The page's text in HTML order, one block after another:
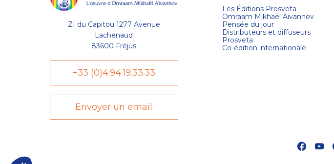
ZI du Capitou 1277 Avenue
Lachenaud
83600 Fréjus
+33 (0)4.94.19.33.33
Envoyer un email
Les Éditions Prosveta
Omraam Mikhaël Aivanhov
Pensée du jour
Distributeurs et diffuseurs
Prosveta
Co-édition internationale